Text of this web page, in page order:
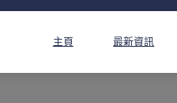
主頁 最新資訊